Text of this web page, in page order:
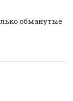
обманутые